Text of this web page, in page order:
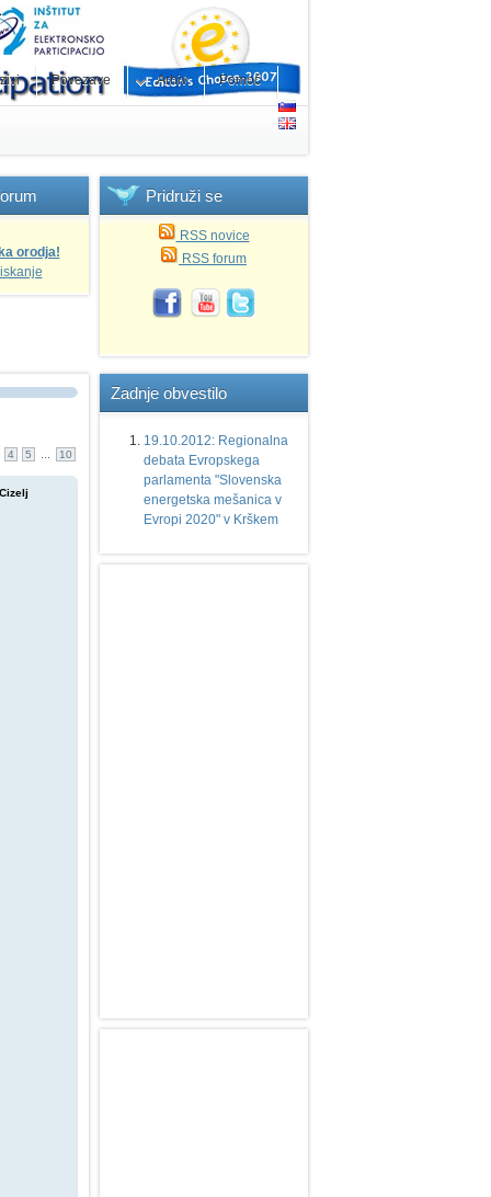
Povezave Arhiv Pomoč
orodja!
Pridruži se
RSS novice
RSS forum
4 5 10
Zadnje obvestilo
19.10.2012: Regionalna
debata Evropskega
parlamenta "Slovenska
energetska mešanica v
Evropi 2020" v Krškem